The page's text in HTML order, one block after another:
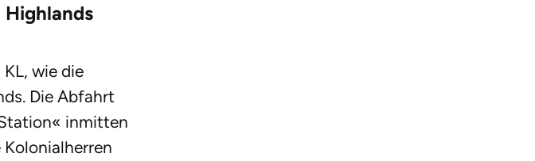
Highlands
wie die
Die Abfahrt
inmitten